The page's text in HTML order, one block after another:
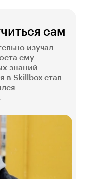
сам
изучал
ему
знаний
в Skillbox стал